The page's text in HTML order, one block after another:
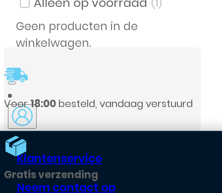
Geen producten in de
winkelwagen.
Klantenservice
Neem contact op
Filter op voorraad (1)
Voor18:00 besteld, vandaag verstuurd
Gratis verzending